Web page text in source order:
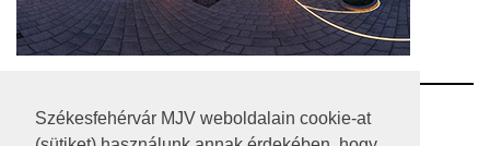
Székesfehérvár MJV weboldalain cookie-at
RSS